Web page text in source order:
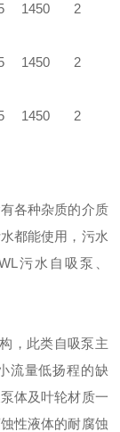
1450 2
1450 2
1450 2
各种杂质的介质
都能使用，污水
污水自吸泵、
，此类自吸泵主
流量低扬程的缺
体及叶轮材质一
性液体的耐腐蚀